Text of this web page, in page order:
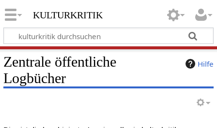
kulturkritik
Hilfe
Zentrale öffentliche
Logbücher